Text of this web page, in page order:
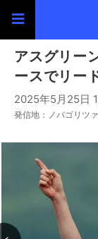
アスグリー
ースでリー
2025年5月25日
発信地：ノバゴリツ